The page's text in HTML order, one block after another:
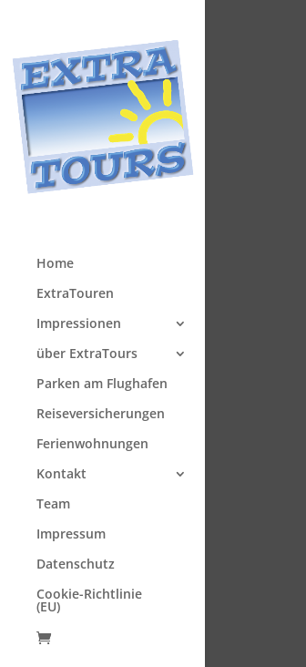
Home
ExtraTouren
Impressionen
über ExtraTours
Parken am Flughafen
Reiseversicherungen
Ferienwohnungen
Kontakt
Team
Impressum
Datenschutz
Cookie-Richtlinie
(EU)